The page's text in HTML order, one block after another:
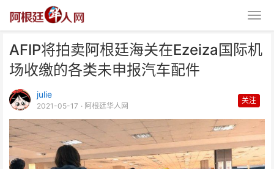
AFIP将拍卖阿根廷海关在Ezeiza国际机
场收缴的各类未申报汽车配件
julie
2021-05-17 · 阿根廷华人网
关注
AFIP将拍卖阿根廷海关在Ezeiza
国际机场收缴的